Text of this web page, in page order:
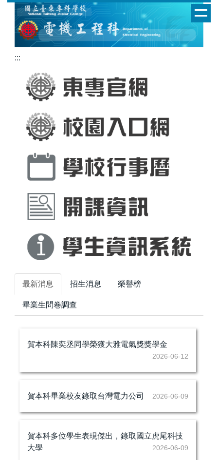
:::
最新消息 招生消息 榮譽榜
畢業生問卷調查
賀本科陳奕丞同學榮獲大雅電氣獎獎學金
2026-06-12
賀本科畢業校友錄取台灣電力公司 2026-06-09
賀本科多位學生表現傑出，錄取國立虎尾科技
大學
2026-06-09